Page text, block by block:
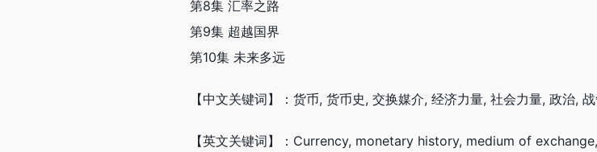
第8集 汇率之路
第9集 超越国界
第10集 未来多远
【中文关键词】：货币, 货币史, 交换媒介, 经济力量, 社会力量, 政治,
【英文关键词】：Currency, monetary history, medium of